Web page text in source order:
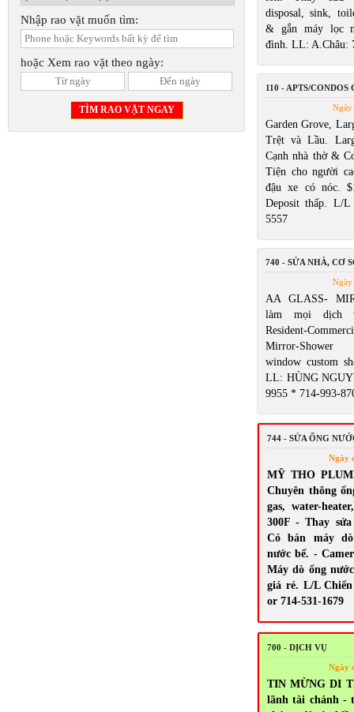
Nhập rao vặt muốn tìm:
hoặc Xem rao vặt theo ngày:
disposal, sink,
& gắn máy lọc
đình. LL: A.Châu:
110 - APTS/CONDOS
Ngày
Garden Grove,
Trệt và Lầu.
Cạnh nhà thờ &
Tiện cho người
đậu xe có nóc.
Deposit thấp. L/
5557
740 - SỬA NHÀ, CƠ
Ngày
AA GLASS-
làm mọi dịch
Resident-
Mirror-
window custom
LL: HÙNG
9955 * 714-993-
744 - SỬA ỐNG
Ngày
MỸ THO
Chuyên thông
gas, water-
300F - Thay
Có bán máy
nước bể. -
Máy dò ống
giá rẻ. L/L Chiến
or 714-531-1679
700 - DỊCH VỤ
Ngày
TIN MỪNG DI
lãnh tài chánh -